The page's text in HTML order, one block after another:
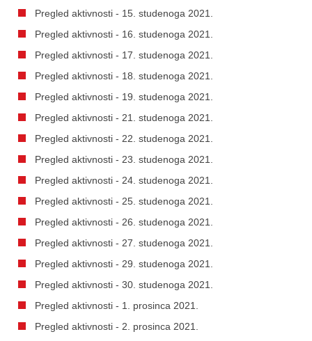
Pregled aktivnosti - 15. studenoga 2021.
Pregled aktivnosti - 16. studenoga 2021.
Pregled aktivnosti - 17. studenoga 2021.
Pregled aktivnosti - 18. studenoga 2021.
Pregled aktivnosti - 19. studenoga 2021.
Pregled aktivnosti - 21. studenoga 2021.
Pregled aktivnosti - 22. studenoga 2021.
Pregled aktivnosti - 23. studenoga 2021.
Pregled aktivnosti - 24. studenoga 2021.
Pregled aktivnosti - 25. studenoga 2021.
Pregled aktivnosti - 26. studenoga 2021.
Pregled aktivnosti - 27. studenoga 2021.
Pregled aktivnosti - 29. studenoga 2021.
Pregled aktivnosti - 30. studenoga 2021.
Pregled aktivnosti - 1. prosinca 2021.
Pregled aktivnosti - 2. prosinca 2021.